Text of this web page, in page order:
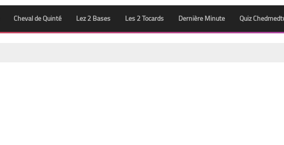
Cheval de Quinté Lez 2 Bases Les 2 Tocards Dernière Minute Quiz